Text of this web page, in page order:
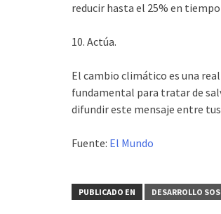
reducir hasta el 25% en
10. Actúa.
El cambio climático es una
fundamental para tratar de
difundir este mensaje entre
Fuente: El Mundo
PUBLICADO EN DESARROLLO